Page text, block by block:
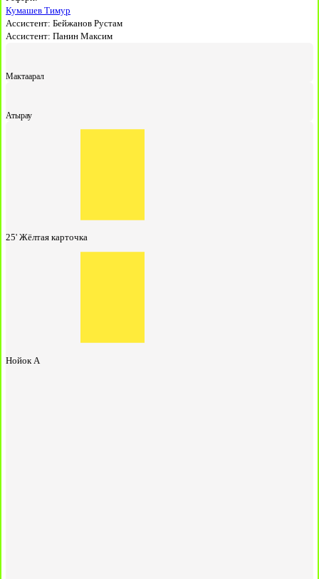
Кумашев Тимур
Ассистент: Бейжанов Рустам
Ассистент: Панин Максим
Мактаарал
Атырау
25' Жёлтая карточка
Нойок А